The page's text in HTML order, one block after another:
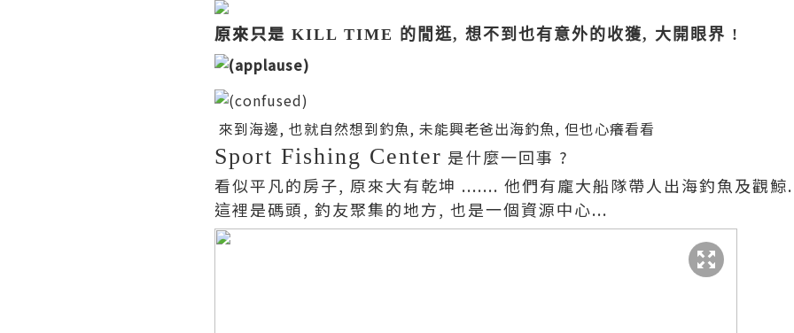
原來只是 KILL TIME 的閒逛, 想不到也有意外的收獲, 大開眼界 !
來到海邊, 也就自然想到釣魚, 未能興老爸出海釣魚, 但也心癢看看
Sport Fishing Center 是什麼一回事 ?
看似平凡的房子, 原來大有乾坤 ....... 他們有龐大船隊帶人出海釣魚及觀鯨
這裡是碼頭, 釣友聚集的地方, 也是一個資源中心...